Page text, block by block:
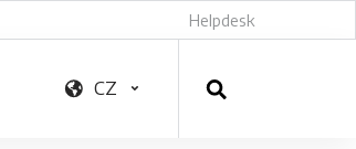
Helpdesk
CZ